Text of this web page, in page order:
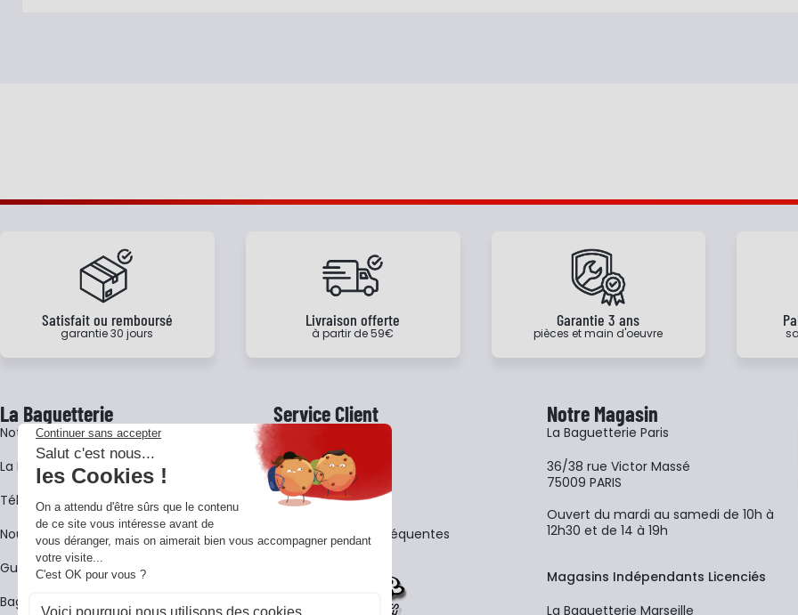
Satisfait ou remboursé
garantie 30 jours
Livraison offerte
à partir de 59€
Garantie 3 ans
pièces et main d'oeuvre
La Baguetterie
Notre histoire
La BagShow
​Télécharger le catalogue
Nous contacter
Guides La Baguetterie
Baguetterie Shop Online
Service Client
Garantie 3 ans
CGV
FAQ - Questions Fréquentes
Notre Magasin
La Baguetterie Paris
36/38 rue Victor Massé
75009 PARIS
Ouvert du mardi au samedi de 10h à
12h30 et de 14 à 19h
Magasins Indépendants Licenciés
La Baguetterie Marseille